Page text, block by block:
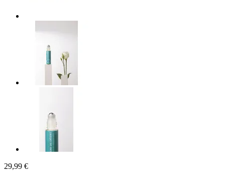
29,99 €